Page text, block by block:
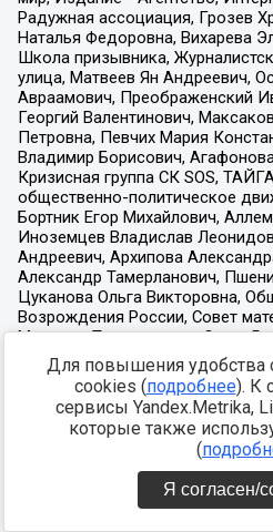
Для повышения удобства
cookies (подробнее). К
сервисы Yandex.Metrika,
которые также
(
Я согласен/